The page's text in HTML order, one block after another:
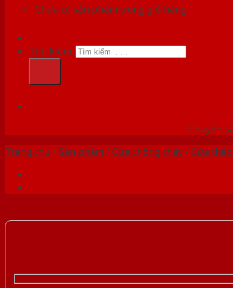
Chưa có sản phẩm trong giỏ hàng.
Tìm kiếm:
Chuyên
Trang chủ /Sản phẩm /Cửa chống cháy/Cửa